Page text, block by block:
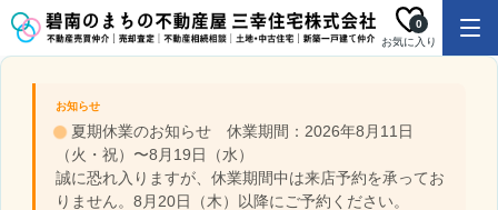
お気に入り
0
お知らせ
夏期休業のお知らせ 休業期間：2026年8月11日
（火・祝）〜8月19日（水）
誠に恐れ入りますが、休業期間中は来店予約を承ってお
りません。8月20日（木）以降にご予約ください。